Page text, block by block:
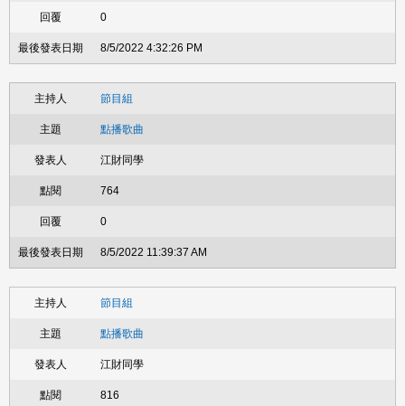
0
8/5/2022 4:32:26 PM
節目組
點播歌曲
江財同學
764
0
8/5/2022 11:39:37 AM
節目組
點播歌曲
江財同學
816